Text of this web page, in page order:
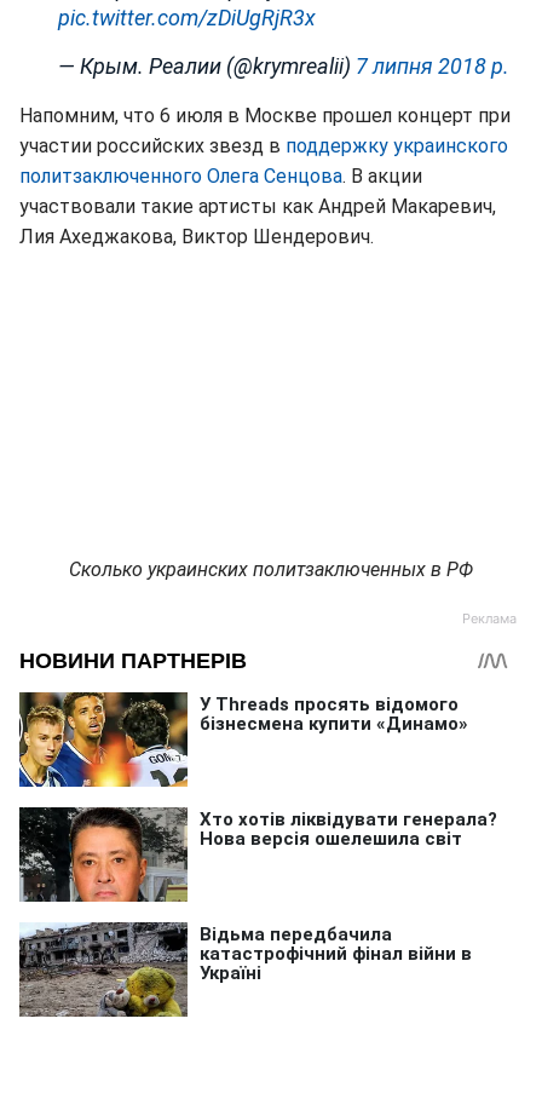
pic.twitter.com/zDiUgRjR3x
— Крым. Реалии (@krymrealii) 7 липня 2018 р.
Напомним, что 6 июля в Москве прошел концерт при
участии российских звезд в поддержку украинского
политзаключенного Олега Сенцова. В акции
участвовали такие артисты как Андрей Макаревич,
Лия Ахеджакова, Виктор Шендерович.
Сколько украинских политзаключенных в РФ